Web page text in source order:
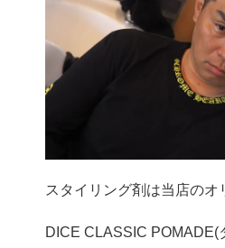
スタイリング剤は当店のオ
DICE CLASSIC POMADE(